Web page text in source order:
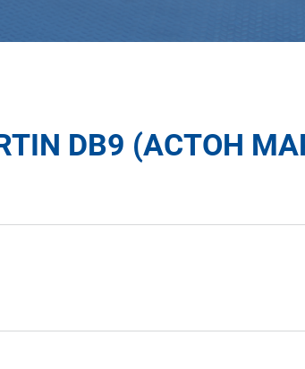
DB9 (АСТОН